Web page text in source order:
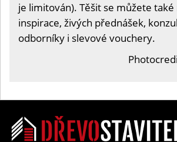
je limitován). Těšit se můžete
inspirace, živých přednášek,
odborníky i slevové vouchery.